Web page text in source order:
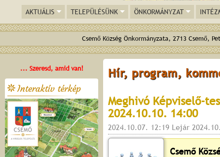
AKTUÁLIS TELEPÜLÉSÜNK ÖNKORMÁNYZAT
Csemő Község Önkormányzata, 2713
... Szeresd, amid van!
Interaktív térkép
Hír, program,
Meghivó Képviselő-
2024.10.10. 14:00
2024.10.07. 12:19 Lejár
Csemő